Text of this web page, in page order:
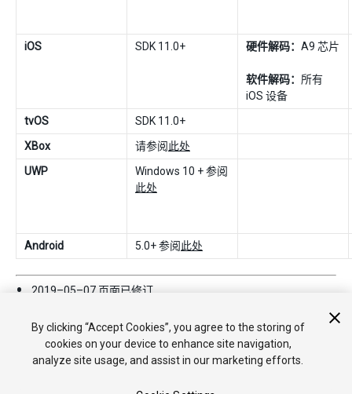
iOS SDK 11.0+ 硬件解码： A9 芯片
软件解码： 所有
iOS 设备
tvOS
SDK 11.0+
XBox
请参阅此处
UWP
Windows 10 + 参阅
此处
Android 5.0+ 参阅此处
2019–05–07 页面已修订
By clicking “Accept Cookies”, you agree to the storing of
cookies on your device to enhance site navigation,
analyze site usage, and assist in our marketing efforts.